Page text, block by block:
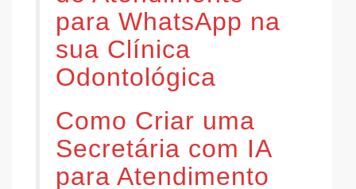
para WhatsApp na
sua Clínica
Odontológica
Como Criar uma
Secretária com IA
para Atendimento